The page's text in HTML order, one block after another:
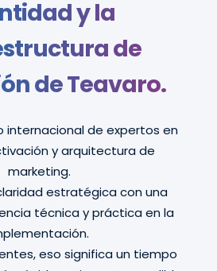
y la
de
de Teavaro.
internacional de expertos en
y arquitectura de
marketing.
estratégica con una
técnica y práctica en la
eso significa un tiempo